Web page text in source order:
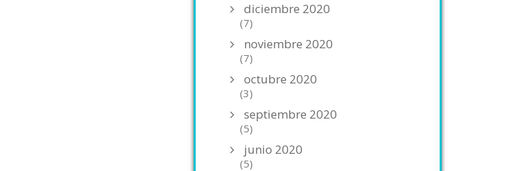
diciembre 2020
(7)
noviembre 2020
(7)
octubre 2020
(3)
septiembre 2020
(5)
junio 2020
(5)